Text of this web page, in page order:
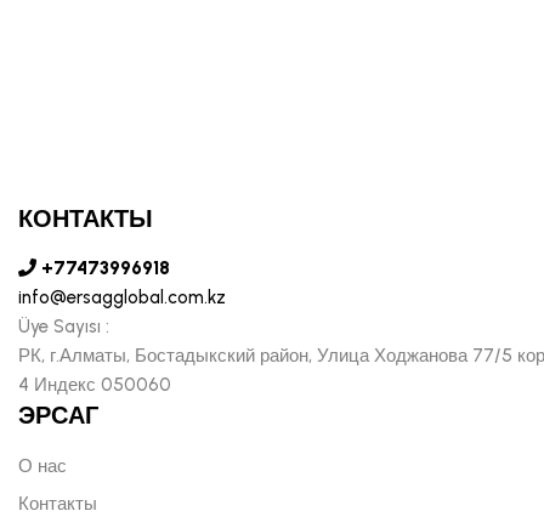
КОНТАКТЫ
+77473996918
info@ersagglobal.com.kz
Üye Sayısı :
РК, г.Алматы, Бостадыкский район, Улица Ходжанова 77/5
4 Индекс 050060
ЭРСАГ
О нас
Контакты